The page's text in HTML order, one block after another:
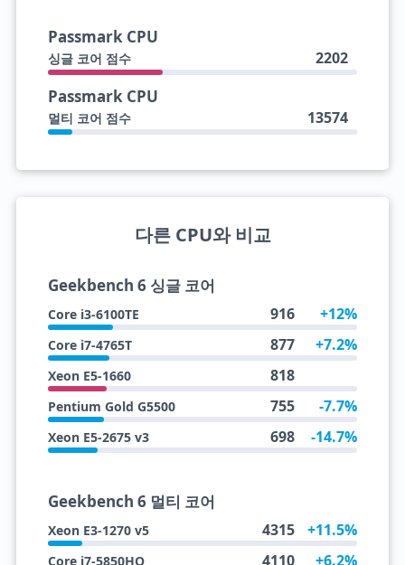
Passmark CPU
싱글 코어 점수 2202
Passmark CPU
멀티 코어 점수 13574
다른 CPU와 비교
Geekbench 6 싱글 코어
Core i3-6100TE 916 +12%
Core i7-4765T 877 +7.2%
Xeon E5-1660 818
Pentium Gold G5500 755 -7.7%
Xeon E5-2675 v3 698 -14.7%
Geekbench 6 멀티 코어
Xeon E3-1270 v5 4315 +11.5%
Core i7-5850HQ 4110 +6.2%